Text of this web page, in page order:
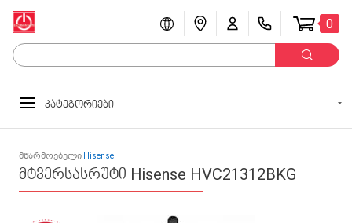
0
კატეგორიები
მწარმოებელი Hisense
მტვერსასრუტი Hisense HVC21312BKG